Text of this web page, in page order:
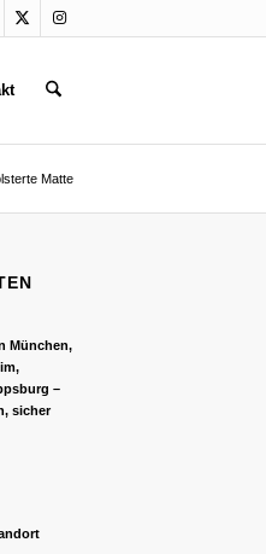
Matte
München,
–
sicher